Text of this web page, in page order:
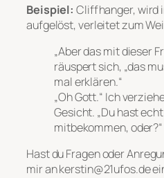
Beispiel: Cliffhanger, wird
aufgelöst, verleitet zum
„Aber das mit dieser
räuspert sich, „das
mal erklären.“
„Oh Gott.“ Ich
Gesicht. „Du hast
mitbekommen, oder?“
Hast du Fragen oder
mir an kerstin@21ufos.de